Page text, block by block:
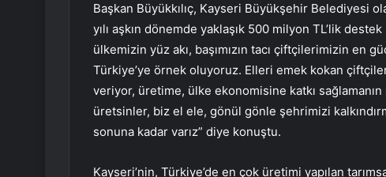
Başkan Büyükkılıç, Kayseri Büyükşehir Belediyesi
yılı aşkın dönemde yaklaşık 500 milyon TL’lik
ülkemizin yüz akı, başımızın tacı çiftçilerimizin en
Türkiye’ye örnek oluyoruz. Elleri emek kokan
veriyor, üretime, ülke ekonomisine katkı
üretsinler, biz el ele, gönül gönle şehrimizi
sonuna kadar varız” diye konuştu.
Kayseri’nin, Türkiye’de en çok üretimi yapılan